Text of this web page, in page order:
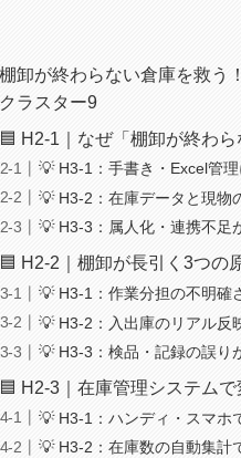
棚卸が終わらない倉庫を救
クラスター9
🟦 H2-1｜なぜ「棚卸が終わ
💡 H3-1：手書き・Excel管
💡 H3-2：在庫データと現物
💡 H3-3：属人化・連携不足
🟦 H2-2｜棚卸が長引く3つの
💡 H3-1：作業分担の不明確
💡 H3-2：入出庫のリアル反
💡 H3-3：検品・記録の誤り
🟦 H2-3｜在庫管理システム
💡 H3-1：ハンディ・スマホ
💡 H3-2：在庫数の自動集計